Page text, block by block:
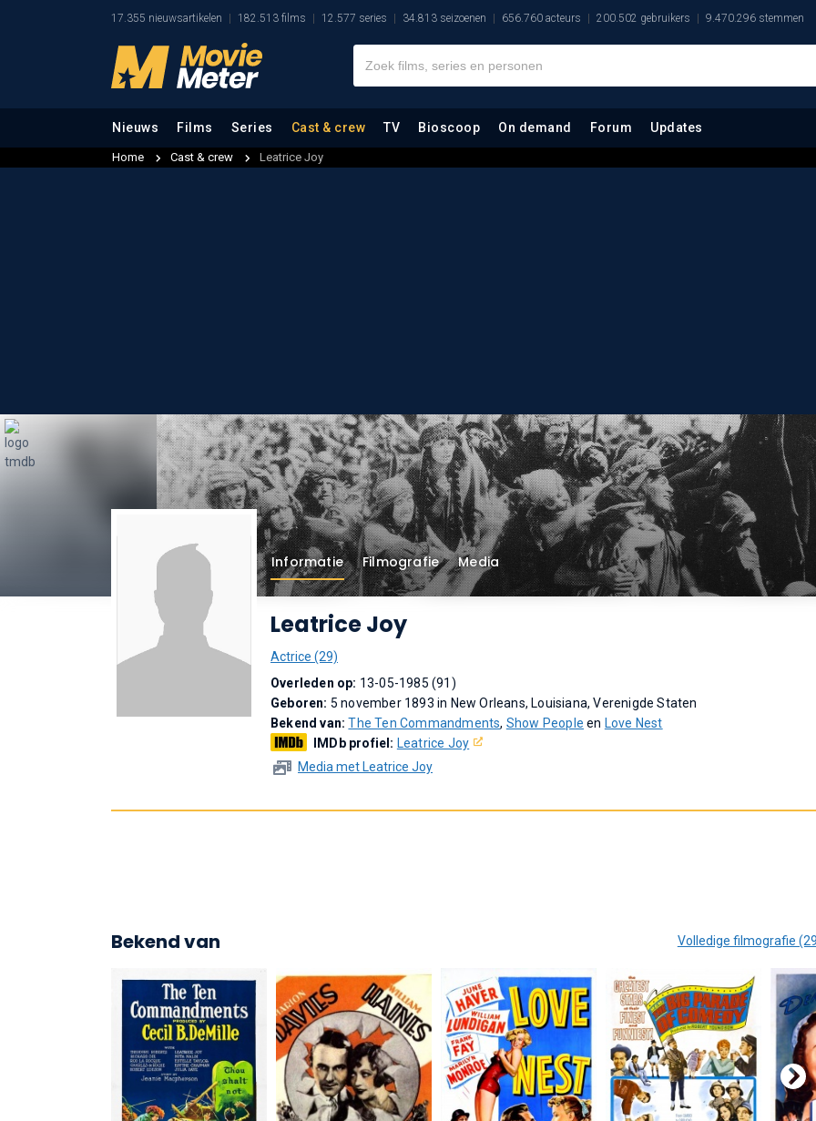
17.355 nieuwsartikelen 182.513 films 12.577 series 34.813 seizoenen 656.760 acteurs 200.502 gebruikers 9.470.296 stemmen
Nieuws Films Series Cast & crew TV Bioscoop On demand Forum Updates
Home Cast & crew Leatrice Joy
Informatie Filmografie Media
Leatrice Joy
Actrice (29)
Overleden op: 13-05-1985 (91)
Geboren: 5 november 1893 in New Orleans, Louisiana, Verenigde Staten
Bekend van:The Ten Commandments, Show People en Love Nest
IMDb profiel: Leatrice Joy
Media met Leatrice Joy
Bekend van Volledige filmografie